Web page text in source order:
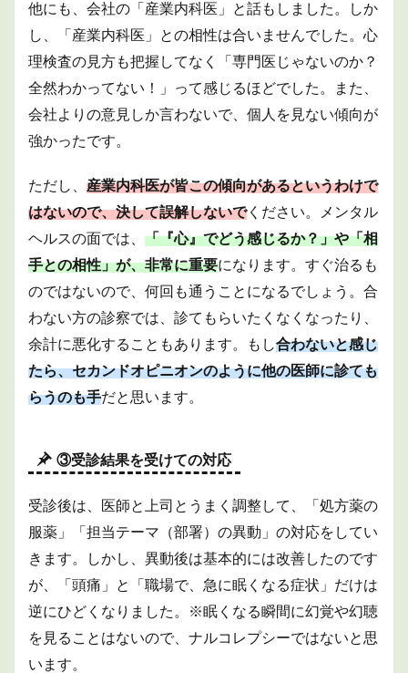
他にも、会社の「産業内科医」と話もしました。しか
し、「産業内科医」との相性は合いませんでした。心
理検査の見方も把握してなく「専門医じゃないのか？
全然わかってない！」って感じるほどでした。また、
会社よりの意見しか言わないで、個人を見ない傾向が
強かったです。
ただし、 産業内科医が皆この傾向があるというわけで
はないので、決して誤解しないでください。メンタル
ヘルスの面では、 「『心』でどう感じるか？」や「相
手との相性」が、非常に重要になります。すぐ治るも
のではないので、何回も通うことになるでしょう。合
わない方の診察では、診てもらいたくなくなったり、
余計に悪化することもあります。もし合わないと感じ
たら、セカンドオピニオンのように他の医師に診ても
らうのも手だと思います。
③受診結果を受けての対応
受診後は、医師と上司とうまく調整して、「処方薬の
服薬」「担当テーマ（部署）の異動」の対応をしてい
きます。しかし、異動後は基本的には改善したのです
が、「頭痛」と「職場で、急に眠くなる症状」だけは
逆にひどくなりました。※眠くなる瞬間に幻覚や幻聴
を見ることはないので、ナルコレプシーではないと思
います。